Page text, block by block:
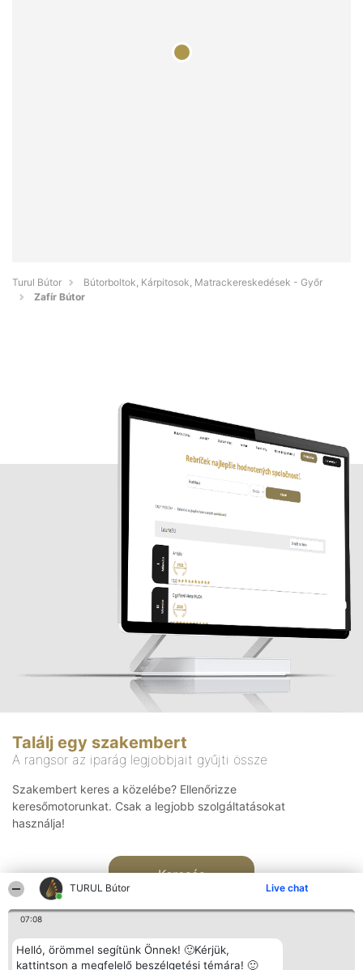
TURUL Bútor Live chat
07:08
Helló, örömmel segítünk Önnek! 🙂Kérjük,
kattintson a megfelelő beszélgetési témára! 🙂
Turul Bútor
Bútorboltok, Kárpitosok, Matrackereskedések - Győr
Zafír Bútor
Találj egy szakembert
A rangsor az iparág legjobbjait gyűjti össze
Szakembert keres a közelébe? Ellenőrizze
keresőmotorunkat. Csak a legjobb szolgáltatásokat
használja!
Keresés